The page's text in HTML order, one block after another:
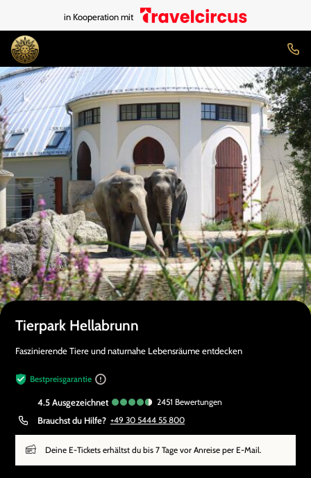
in Kooperation mit
Tierpark Hellabrunn
Faszinierende Tiere und naturnahe Lebensräume entdecken
Bestpreisgarantie
4.5 ausgezeichnet 2451 Bewertungen
Brauchst du Hilfe? +49 30 5444 55 800
Deine E-Tickets erhältst du bis 7 Tage vor Anreise per E-Mail.